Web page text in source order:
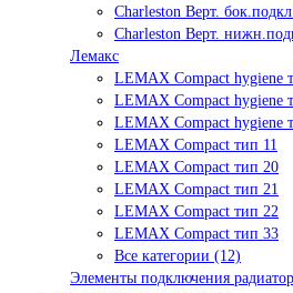
Charleston Верт. бок.подкл.
Charleston Верт.
Лемакс
LEMAX Compact hygiene
LEMAX Compact hygiene
LEMAX Compact hygiene
LEMAX Compact тип 11
LEMAX Compact тип 20
LEMAX Compact тип 21
LEMAX Compact тип 22
LEMAX Compact тип 33
Все категории (12)
Элементы подключения